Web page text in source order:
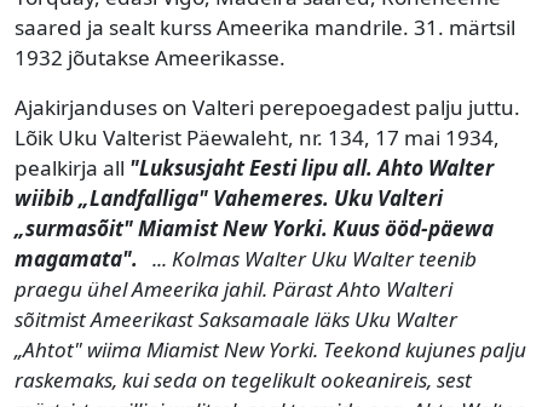
saared ja sealt kurss Ameerika mandrile. 31. märtsil
1932 jõutakse Ameerikasse.
Ajakirjanduses on Valteri perepoegadest palju juttu.
Lõik Uku Valterist Päewaleht, nr. 134, 17 mai 1934,
pealkirja all "Luksusjaht Eesti lipu all. Ahto Walter
wiibib „Landfalliga" Vahemeres. Uku Valteri
„surmasõit" Miamist New Yorki. Kuus ööd-päewa
magamata". ... Kolmas Walter Uku Walter teenib
praegu ühel Ameerika jahil. Pärast Ahto Walteri
sõitmist Ameerikast Saksamaale läks Uku Walter
„Ahtot" wiima Miamist New Yorki. Teekond kujunes palju
raskemaks, kui seda on tegelikult ookeanireis, sest